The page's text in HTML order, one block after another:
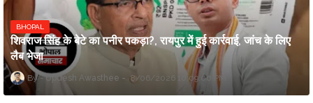
BHOPAL
शिवराज सिंह के बेटे का पनीर पकड़ा?, रायपुर में हुई कार्रवाई, जांच के लिए
लैब भेजा
Updesh Awasthee 8/06/2026 10:09:00 PM